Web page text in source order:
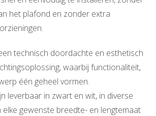
het plafond en zonder extra
technisch doordachte en esthetisch
waarbij functionaliteit,
één geheel vormen.
leverbaar in zwart en wit, in diverse
elke gewenste breedte- en lengtemaat